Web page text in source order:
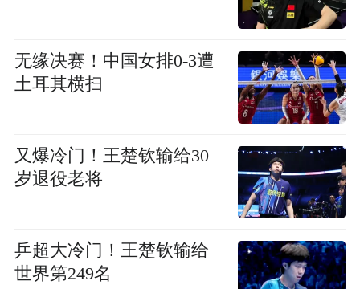
无缘决赛！中国女排0-3遭
土耳其横扫
又爆冷门！王楚钦输给30
岁退役老将
乒超大冷门！王楚钦输给
世界第249名